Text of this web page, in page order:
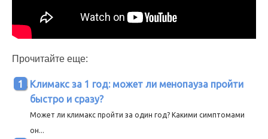
Прочитайте еще:
Климакс за 1 год: может ли менопауза пройти
быстро и сразу?
Может ли климакс пройти за один год? Какими симптомами
он...